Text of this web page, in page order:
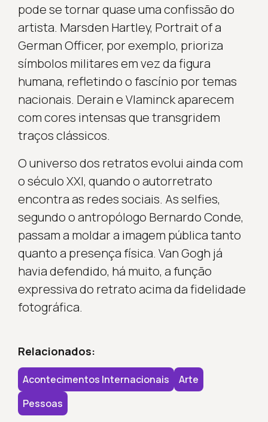
pode se tornar quase uma confissão do
artista. Marsden Hartley, Portrait of a
German Officer, por exemplo, prioriza
símbolos militares em vez da figura
humana, refletindo o fascínio por temas
nacionais. Derain e Vlaminck aparecem
com cores intensas que transgridem
traços clássicos.
O universo dos retratos evolui ainda com
o século XXI, quando o autorretrato
encontra as redes sociais. As selfies,
segundo o antropólogo Bernardo Conde,
passam a moldar a imagem pública tanto
quanto a presença física. Van Gogh já
havia defendido, há muito, a função
expressiva do retrato acima da fidelidade
fotográfica.
Relacionados:
Acontecimentos Internacionais
Arte
Pessoas